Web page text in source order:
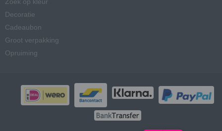
Decoratie
Cadeaubon
Groot verpakking
Opruiming